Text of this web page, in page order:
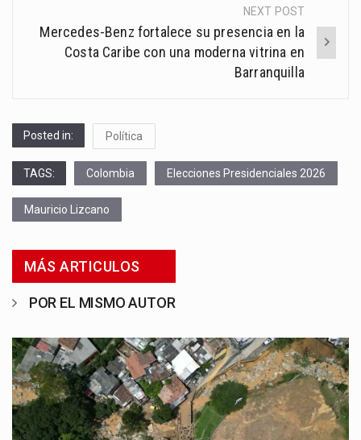
NEXT POST
Mercedes-Benz fortalece su presencia en la
Costa Caribe con una moderna vitrina en
Barranquilla
Posted in: Política
TAGS: Colombia Elecciones Presidenciales 2026
Mauricio Lizcano
MÁS ARTICULOS
POR EL MISMO AUTOR